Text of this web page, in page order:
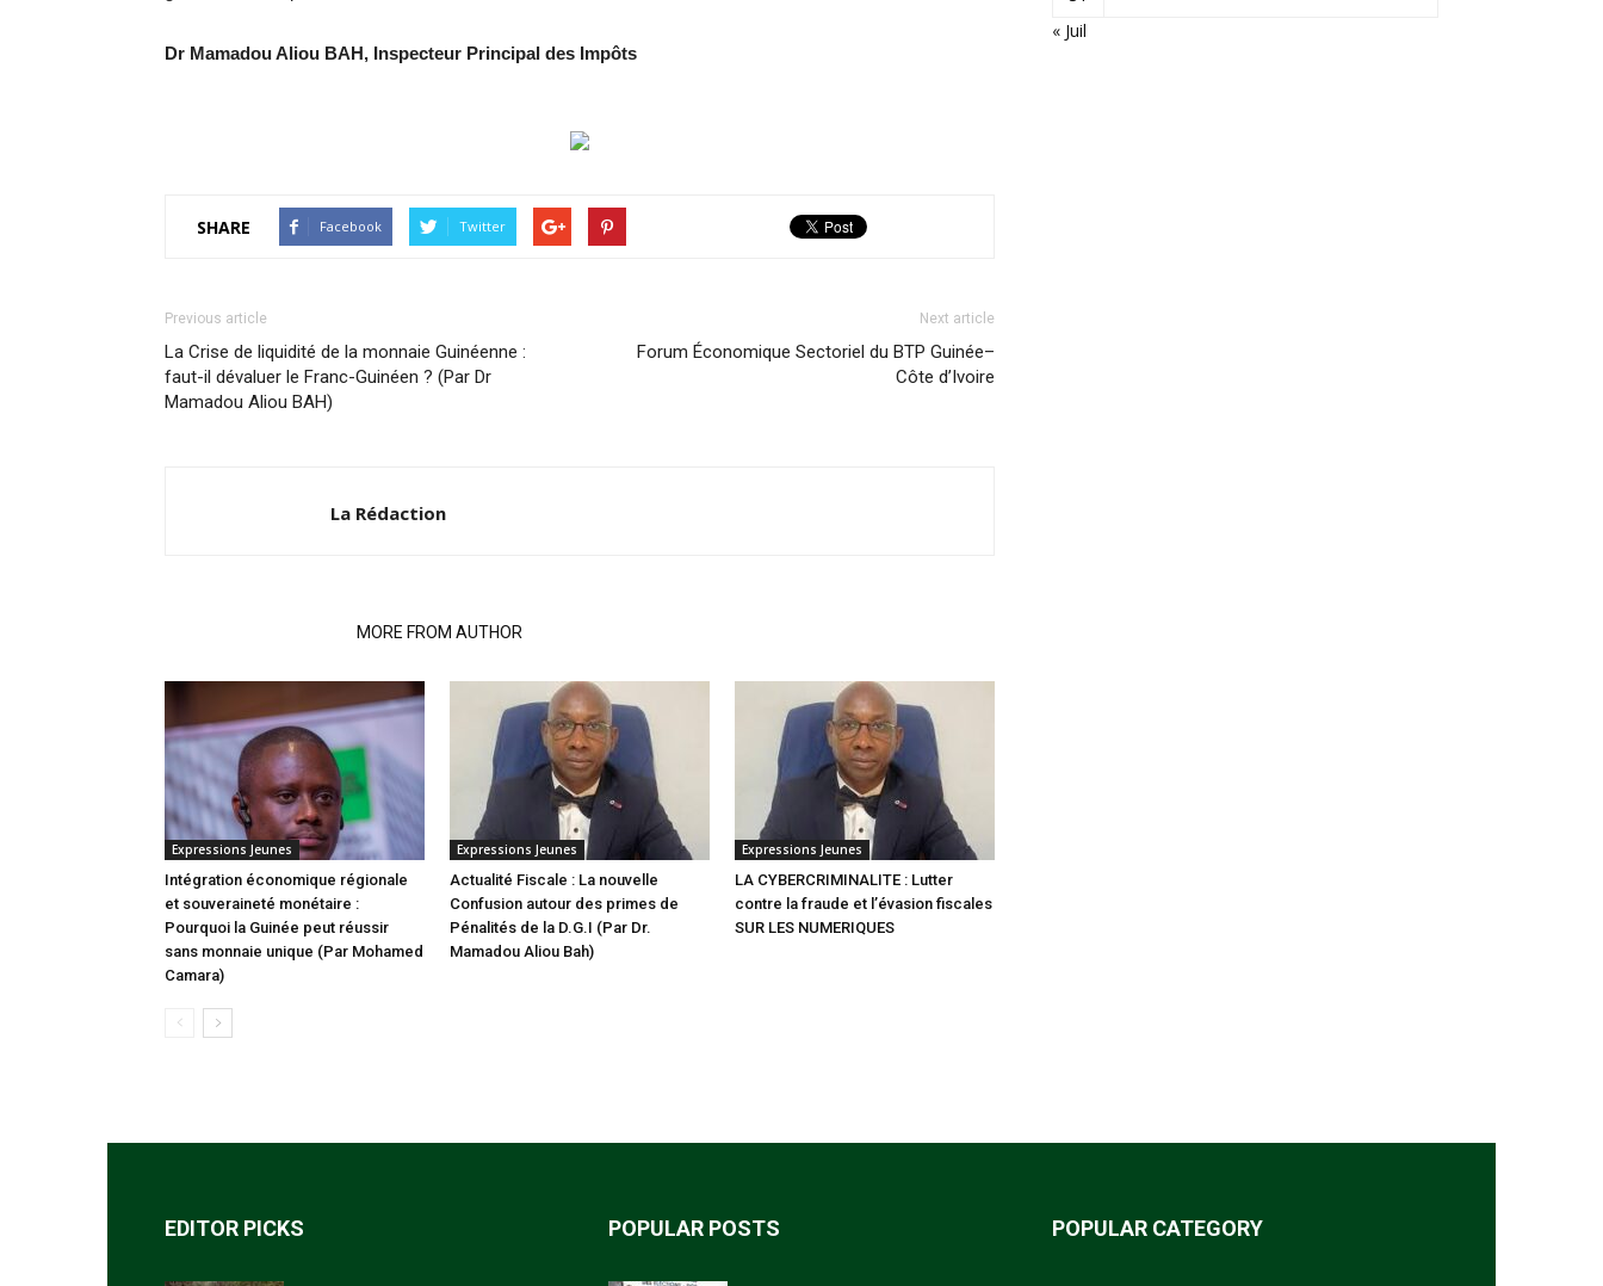
Dr Mamadou Aliou BAH, Inspecteur Principal des Impôts
SHARE Facebook Twitter
Previous article
La Crise de liquidité de la monnaie Guinéenne :
faut-il dévaluer le Franc-Guinéen ? (Par Dr
Mamadou Aliou BAH)
Next article
Forum Économique Sectoriel du BTP Guinée–
Côte d’Ivoire
La Rédaction
MORE FROM AUTHOR
Expressions Jeunes
Intégration économique régionale
et souveraineté monétaire :
Pourquoi la Guinée peut réussir
sans monnaie unique (Par Mohamed
Camara)
Expressions Jeunes
Actualité Fiscale : La nouvelle
Confusion autour des primes de
Pénalités de la D.G.I (Par Dr.
Mamadou Aliou Bah)
Expressions Jeunes
LA CYBERCRIMINALITE : Lutter
contre la fraude et l’évasion fiscales
SUR LES NUMERIQUES
« Juil
EDITOR PICKS POPULAR POSTS POPULAR CATEGORY